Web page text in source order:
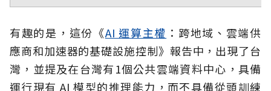
有趣的是，這份《AI 運算主權 ：跨地域、雲端供
應商和加速器的基礎設施控制》報告中，出現了台
灣，並提及在台灣有1個公共雲端資料中心，具備
運行現有 AI 模型的推理能力，而不具備從頭訓練